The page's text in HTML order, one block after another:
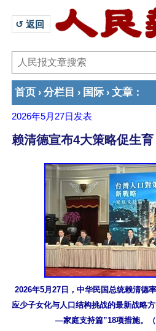
↺ 返回
首页 › 分栏目 › 国际 › 文章 ：
2026年5月27日 发表
赖清德宣布4大策略促生育
2026年5月27日，中华民国总统赖清德
应少子女化与人口结构挑战的最新战略
—家庭支持篇”18项措施。（